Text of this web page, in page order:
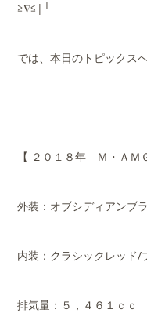
≧∇≦|┘
では、本日のトピックス
【 ２０１８年 Ｍ・ＡＭ
外装：オブシディアンブ
内装：クラシックレッド/
排気量：５，４６１ｃｃ